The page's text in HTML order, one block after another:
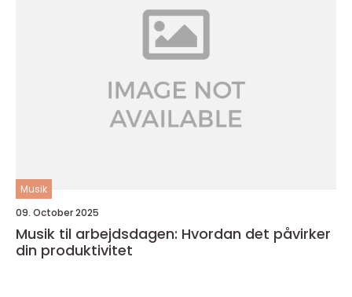
Musik
09. October 2025
Musik til arbejdsdagen: Hvordan det påvirker
din produktivitet